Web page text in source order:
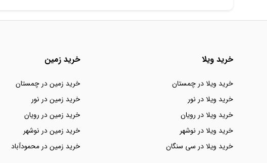
خرید ویلا
خرید ویلا در چمستان
خرید ویلا در نور
خرید ویلا در رویان
خرید ویلا در نوشهر
خرید ویلا در سی سنگان
خرید زمین
خرید زمین در چمستان
خرید زمین در نور
خرید زمین در رویان
خرید زمین در نوشهر
خرید زمین در محمودآباد